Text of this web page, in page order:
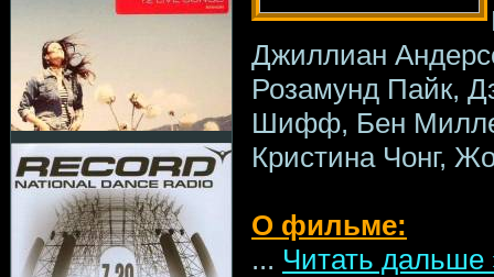
Джиллиан
Розамунд Пайк,
Шифф, Бен
Кристина Чонг,
О фильме:
... Читать дальше